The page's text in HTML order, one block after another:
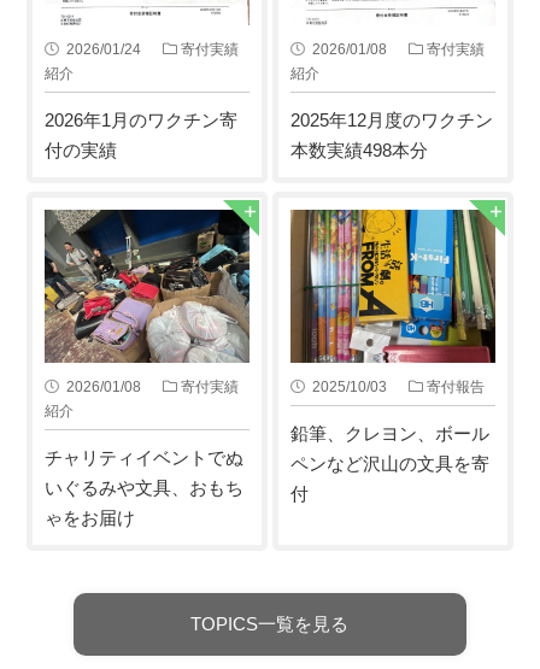
2026/01/24
寄付実績
紹介
2026年1月のワクチン寄
付の実績
2026/01/08
寄付実績
紹介
2025年12月度のワクチン
本数実績498本分
2026/01/08
寄付実績
紹介
チャリティイベントでぬ
いぐるみや文具、おもち
ゃをお届け
2025/10/03 寄付報告
鉛筆、クレヨン、ボール
ペンなど沢山の文具を寄
付
TOPICS一覧を見る